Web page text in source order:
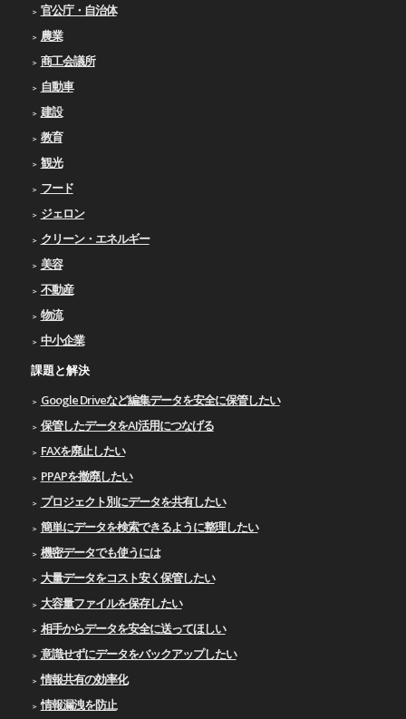
官公庁・自治体
農業
商工会議所
自動車
建設
教育
観光
フード
ジェロン
クリーン・エネルギー
美容
不動産
物流
中小企業
課題と解決
Google Driveなど編集データを安全に保管したい
保管したデータをAI活用につなげる
FAXを廃止したい
PPAPを撤廃したい
プロジェクト別にデータを共有したい
簡単にデータを検索できるように整理したい
機密データでも使うには
大量データをコスト安く保管したい
大容量ファイルを保存したい
相手からデータを安全に送ってほしい
意識せずにデータをバックアップしたい
情報共有の効率化
情報漏洩を防止